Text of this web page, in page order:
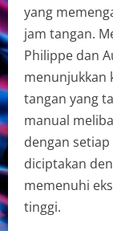
yang
jam tangan.
Philippe dan
menunjukkan
tangan yang
manual
dengan
diciptakan
memenuhi
tinggi.